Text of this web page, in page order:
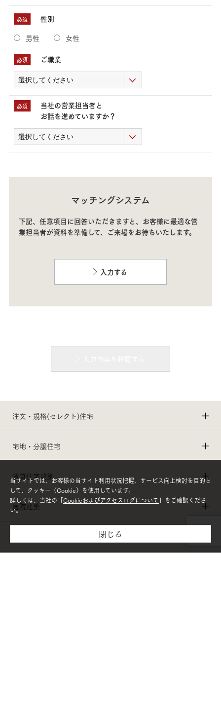
必須 性別
男性 女性
必須 ご職業
必須
当社の営業担当者と
お話を進めていますか？
マッチングシステム
下記、任意項目に回答いただきますと、お客様に最適な営
業担当者が資料を準備して、 ご来場をお待ちいたします。
入力する
注文・規格(セレクト)住宅
宅地・分譲住宅
賃貸住宅建築
医院建築
当サイトでは、お客様の当サイト利用状況把握、サービス向上検討を目的と
して、クッキー（Cookie）を使用しています。
詳しくは、当社の「Cookieおよびアクセスログについて 」をご確認くださ
い。
閉じる